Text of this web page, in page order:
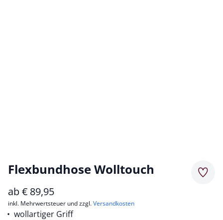
Flexbundhose Wolltouch
ab€ 89,95
inkl. Mehrwertsteuer und zzgl.Versandkosten
wollartiger Griff